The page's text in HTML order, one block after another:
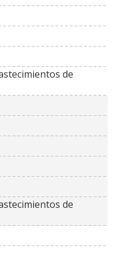
de
de